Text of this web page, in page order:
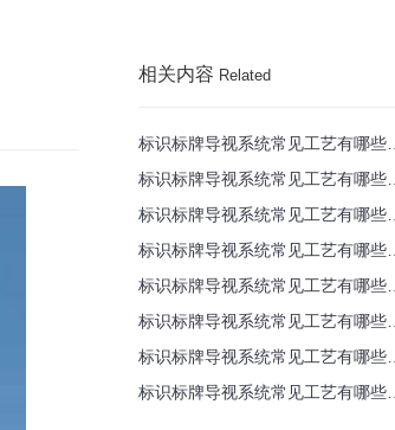
相关内容 Related
标识标牌导视系统常见工艺有哪些…
标识标牌导视系统常见工艺有哪些…
标识标牌导视系统常见工艺有哪些…
标识标牌导视系统常见工艺有哪些…
标识标牌导视系统常见工艺有哪些…
标识标牌导视系统常见工艺有哪些…
标识标牌导视系统常见工艺有哪些…
标识标牌导视系统常见工艺有哪些…